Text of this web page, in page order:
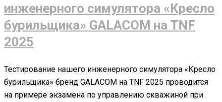
инженерного симулятора «Кресло
бурильщика» GALACOM на TNF
2025
Тестирование нашего инженерного симулятора «Кресло
бурильщика» бренд GALACOM на TNF 2025 проводится
на примере экзамена по управлению скважиной при